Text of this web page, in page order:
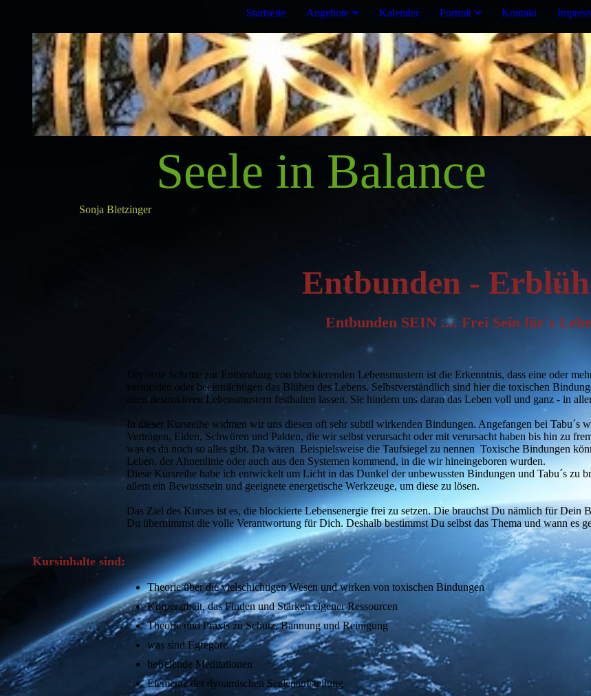
Startseite Angebote Kalender Portrait Kontakt
Seele in Balance
Sonja Bletzinger
Entbunden -
Entbunden SEIN .... Frei Sein für´s
Der erste Schritte zur Entbindung von blockierenden Lebensmustern ist die Erkenntnis, dass eine oder
vermeiden oder beeinträchtigen das Blühen des Lebens. Selbstverständlich sind hier die toxischen
alten destruktiven Lebensmustern festhalten lassen. Sie hindern uns daran das Leben voll und ganz - in
In dieser Kursreihe widmen wir uns diesen oft sehr subtil wirkenden Bindungen. Angefangen bei Tabu´s
Verträgen, Eiden, Schwüren und Pakten, die wir selbst verursacht oder mit verursacht haben bis hin zu
was es da noch so alles gibt. Da wären Beispielsweise die Taufsiegel zu nennen Toxische Bindungen
Leben, der Ahnenlinie oder auch aus den Systemen kommend, in die wir hineingeboren wurden.
Diese Kursreihe habe ich entwickelt um Licht in das Dunkel der unbewussten Bindungen und Tabu´s zu
allem ein Bewusstsein und geeignete energetische Werkzeuge, um diese zu lösen.
Das Ziel des Kurses ist es, die blockierte Lebensenergie frei zu setzen. Die brauchst Du nämlich für Dein
Du übernimmst die volle Verantwortung für Dich. Deshalb bestimmst Du selbst das Thema und wann es
Kursinhalte sind:
Theorie über die vielschichtigen Wesen und wirken von toxischen Bindungen
Körperarbeit, das Finden und Stärken eigener Ressourcen
Theorie und Praxis zu Schutz, Bannung und Reinigung
was sind Egregore
befreiende Meditationen
Elemente der dynamischen Seelenaufstellung